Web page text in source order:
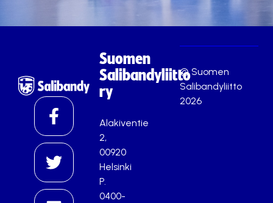
Suomen
Salibandyliitto
ry
Alakiventie
2,
00920
Helsinki
P.
0400-
© Suomen
Salibandyliitto
2026